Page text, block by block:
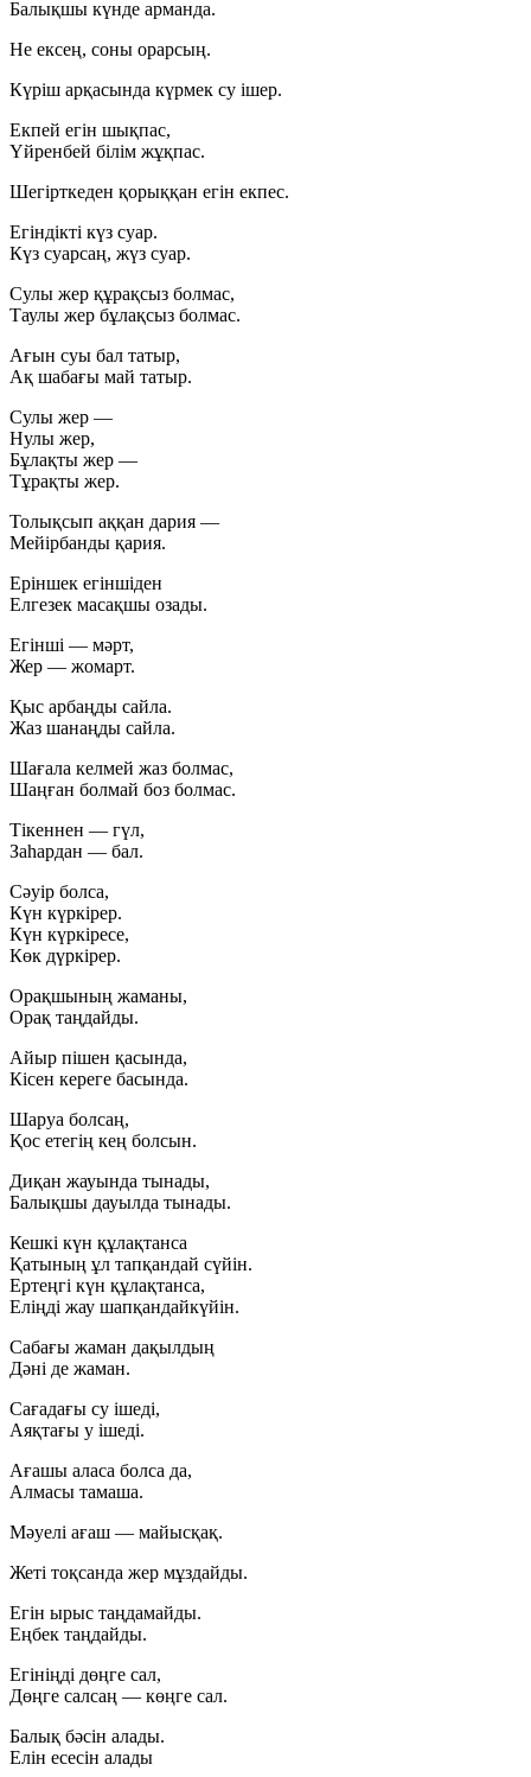
Балықшы күнде арманда.
Не ексең, соны орарсың.
Күріш арқасында күрмек су ішер.
Екпей егін шықпас,
Үйренбей білім жұқпас.
Шегірткеден қорыққан егін екпес.
Егіндікті күз суар.
Күз суарсаң, жүз суар.
Сулы жер құрақсыз болмас,
Таулы жер бұлақсыз болмас.
Ағын суы бал татыр,
Ақ шабағы май татыр.
Сулы жер —
Нулы жер,
Бұлақты жер —
Тұрақты жер.
Толықсып аққан дария —
Мейірбанды қария.
Еріншек егіншіден
Елгезек масақшы озады.
Егінші — мәрт,
Жер — жомарт.
Қыс арбаңды сайла.
Жаз шанаңды сайла.
Шағала келмей жаз болмас,
Шаңған болмай боз болмас.
Тікеннен — гүл,
Заһардан — бал.
Сәуір болса,
Күн күркірер.
Күн күркіресе,
Көк дүркірер.
Орақшының жаманы,
Орақ таңдайды.
Айыр пішен қасында,
Кісен кереге басында.
Шаруа болсаң,
Қос етегің кең болсын.
Диқан жауында тынады,
Балықшы дауылда тынады.
Кешкі күн құлақтанса
Қатының ұл тапқандай сүйін.
Ертеңгі күн құлақтанса,
Еліңді жау шапқандайкүйін.
Сабағы жаман дақылдың
Дәні де жаман.
Сағадағы су ішеді,
Аяқтағы у ішеді.
Ағашы аласа болса да,
Алмасы тамаша.
Мәуелі ағаш — майысқақ.
Жеті тоқсанда жер мұздайды.
Егін ырыс таңдамайды.
Еңбек таңдайды.
Егініңді дөңге сал,
Дөңге салсаң — көңге сал.
Балық бәсін алады.
Елін есесін алады